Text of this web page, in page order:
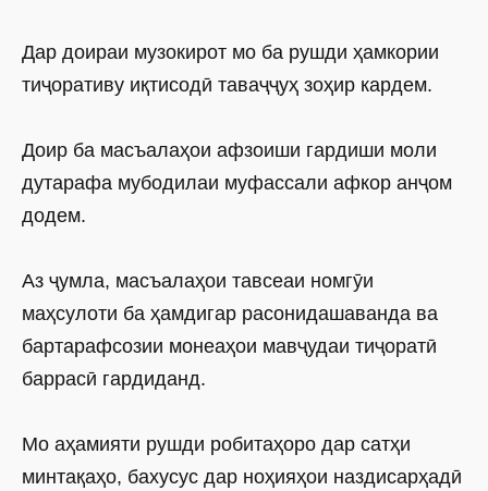
Дар доираи музокирот мо ба рушди ҳамкории
тиҷоративу иқтисодӣ таваҷҷуҳ зоҳир кардем.
Доир ба масъалаҳои афзоиши гардиши моли
дутарафа мубодилаи муфассали афкор анҷом
додем.
Аз ҷумла, масъалаҳои тавсеаи номгӯи
маҳсулоти ба ҳамдигар расонидашаванда ва
бартарафсозии монеаҳои мавҷудаи тиҷоратӣ
баррасӣ гардиданд.
Мо аҳамияти рушди робитаҳоро дар сатҳи
минтақаҳо, бахусус дар ноҳияҳои наздисарҳадӣ